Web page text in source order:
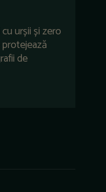
urșii și zero
de